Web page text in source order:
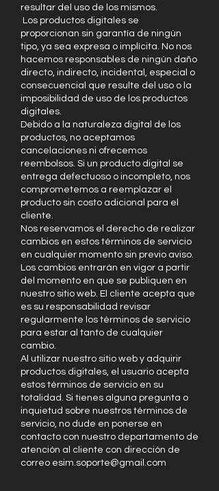
resultar del uso de los mismos.
Los productos digitales se
proporcionan sin garantía de ningún
tipo, ya sea expresa o implícita. No nos
hacemos responsables de ningún daño
directo, indirecto, incidental, especial o
consecuencial que resulte del uso o la
imposibilidad de uso de los productos
digitales.
Debido a la naturaleza digital de los
productos, no aceptamos
cancelaciones ni ofrecemos
reembolsos. Si un producto digital se
entrega defectuoso o incompleto, nos
comprometemos a reemplazar el
producto sin costo adicional para el
cliente.
Nos reservamos el derecho de realizar
cambios en estos términos de servicio
en cualquier momento sin previo aviso.
Los cambios entrarán en vigor a partir
del momento en que se publiquen en
nuestro sitio web. El cliente acepta que
es su responsabilidad revisar
regularmente los términos de servicio
para estar al tanto de cualquier
cambio.
Al utilizar nuestro sitio web y adquirir
productos digitales, el usuario acepta
estos términos de servicio en su
totalidad. Si tienes alguna pregunta o
inquietud sobre nuestros términos de
servicio, no dude en ponerse en
contacto con nuestro departamento de
atención al cliente con dirección de
correo esim.soporte@gmail.com